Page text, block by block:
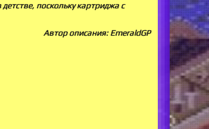
поскольку картриджа с
Автор описания: EmeraldGP